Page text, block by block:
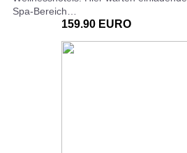
Spa-Bereich…
159.90 EURO